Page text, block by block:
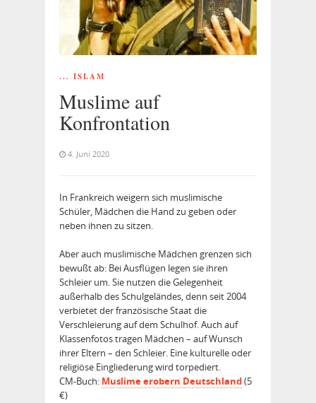
... ISLAM
Muslime auf
Konfrontation
4. Juni 2020
In Frankreich weigern sich muslimische
Schüler, Mädchen die Hand zu geben oder
neben ihnen zu sitzen.
Aber auch muslimische Mädchen grenzen sich
bewußt ab: Bei Ausflügen legen sie ihren
Schleier um. Sie nutzen die Gelegenheit
außerhalb des Schulgeländes, denn seit 2004
verbietet der französische Staat die
Verschleierung auf dem Schulhof. Auch auf
Klassenfotos tragen Mädchen – auf Wunsch
ihrer Eltern – den Schleier. Eine kulturelle oder
religiöse Eingliederung wird torpediert.
CM-Buch: Muslime erobern Deutschland(5
€)